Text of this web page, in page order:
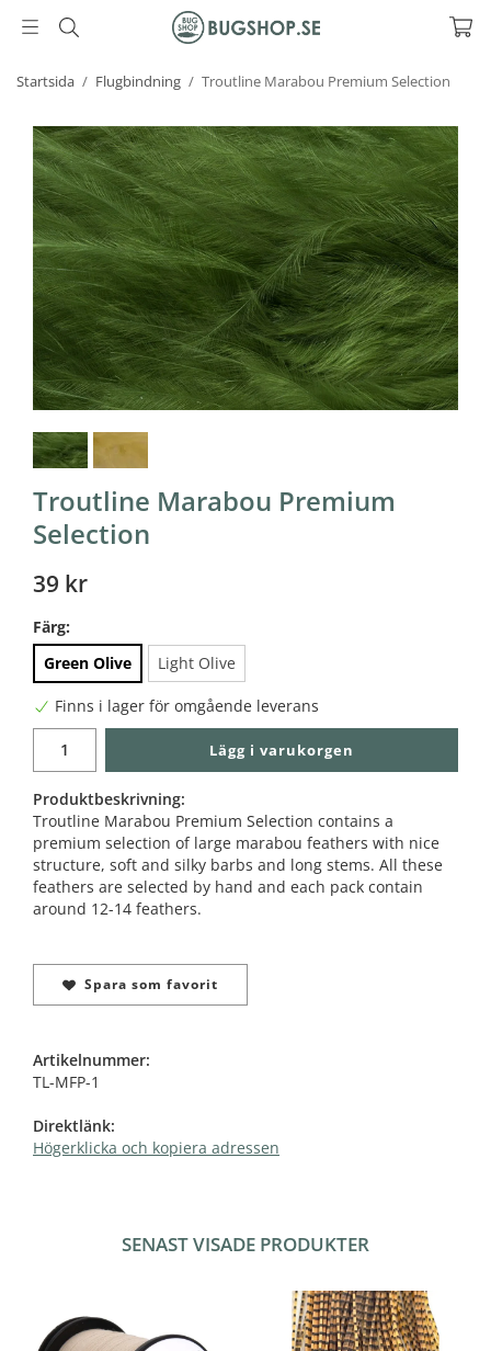
Startsida / Flugbindning / Troutline Marabou Premium Selection
Troutline Marabou Premium
Selection
39 kr
Färg:
Green Olive
Light Olive
Finns i lager för omgående leverans
Lägg i varukorgen
Produktbeskrivning:
Troutline Marabou Premium Selection contains a
premium selection of large marabou feathers with nice
structure, soft and silky barbs and long stems. All these
feathers are selected by hand and each pack contain
around 12-14 feathers.
Spara som favorit
Artikelnummer:
TL-MFP-1
Direktlänk:
Högerklicka och kopiera adressen
SENAST VISADE PRODUKTER